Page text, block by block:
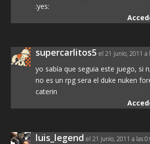
:yes:
supercarlitos5 el 21 junio, 2011 a
yo sabía que seguia este juego, si
no es un rpg sera el duke nuken
caterin
luis_legend el 21 junio, 2011 a las